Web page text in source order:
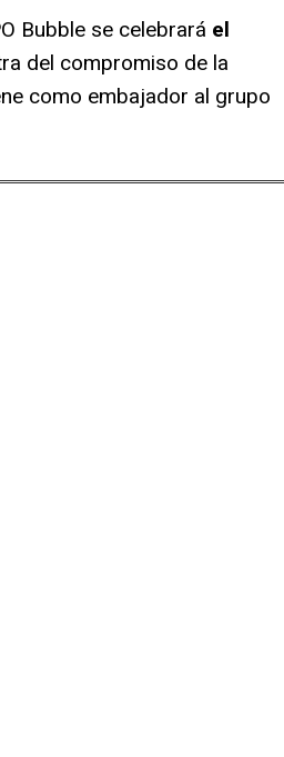
Bubble se celebrará el
del compromiso de la
como embajador al grupo